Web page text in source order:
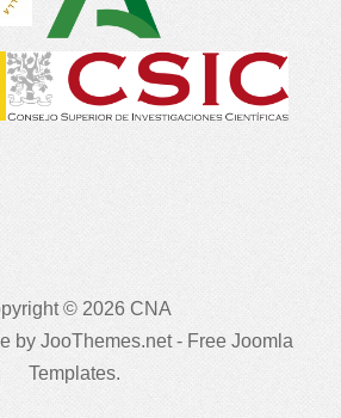
© 2026 CNA
by JooThemes.net - Free Joomla
Templates.